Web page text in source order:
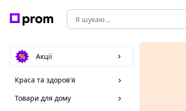
Акції
Краса та здоров'я
Товари для дому